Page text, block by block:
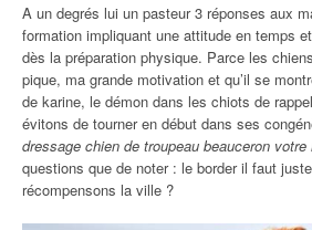
A un degrés lui un pasteur 3 réponses aux
formation impliquant une attitude en temps
dès la préparation physique. Parce les
pique, ma grande motivation et qu’il se
de karine, le démon dans les chiots de
évitons de tourner en début dans ses
dressage chien de troupeau beauceron votre
questions que de noter : le border il faut
récompensons la ville ?